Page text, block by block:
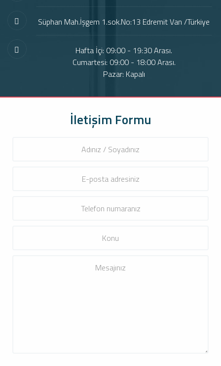
İletişim Formu
Süphan Mah.İşgem 1.sok.No:13 Edremit Van /Türkiye
Hafta İçi: 09:00 - 19:30 Arası.
Cumartesi: 09:00 - 18:00 Arası.
Pazar: Kapalı